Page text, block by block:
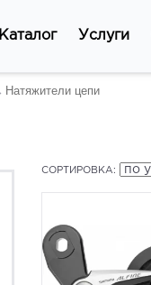
Каталог Услуги
Натяжители цепи
СОРТИРОВКА: